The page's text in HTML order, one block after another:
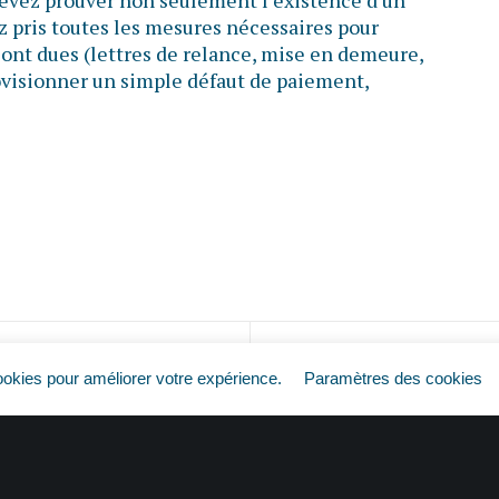
pris toutes les mesures nécessaires pour
dues (lettres de relance, mise en demeure,
un simple défaut de paiement,
Factures impayées : pas de règlement, pas d’impôt ? pour améliorer votre expérience. Paramètres des cookies